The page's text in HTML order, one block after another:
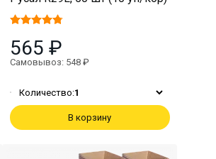
565 ₽
Самовывоз: 548 ₽
Количество:1
В корзину